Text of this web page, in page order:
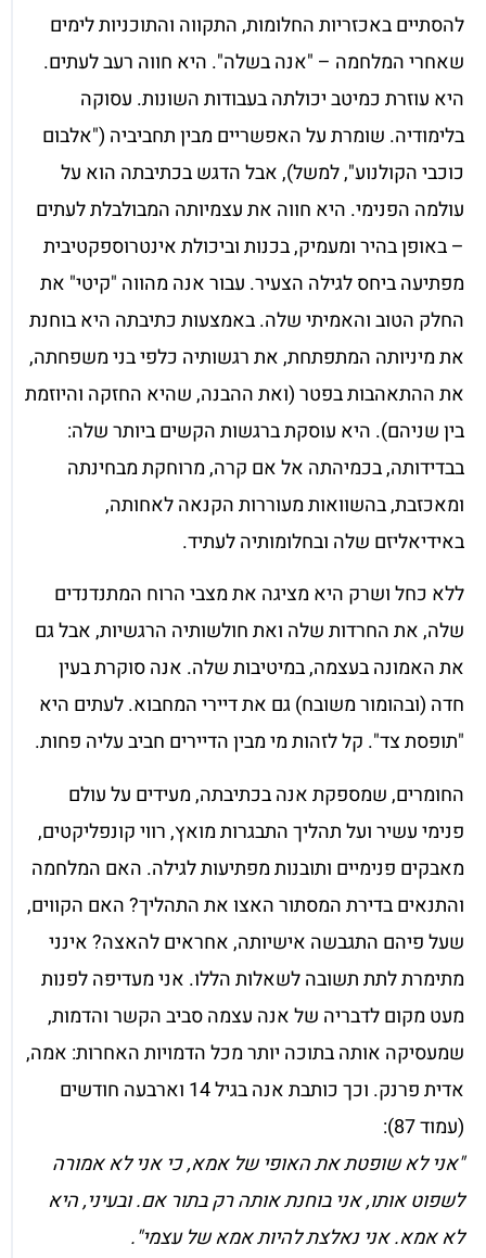
להסתיים באכזריות החלומות, התקווה והתוכניות לימים
שאחרי המלחמה – "אנה בשלה". היא חווה רעב לעתים.
היא עוזרת כמיטב יכולתה בעבודות השונות. עסוקה
בלימודיה. שומרת על האפשריים מבין תחביביה ("אלבום
כוכבי הקולנוע", למשל), אבל הדגש בכתיבתה הוא על
עולמה הפנימי. היא חווה את עצמיותה המבולבלת לעתים
– באופן בהיר ומעמיק, בכנות וביכולת אינטרוספקטיבית
מפתיעה ביחס לגילה הצעיר. עבור אנה מהווה "קיטי" את
החלק הטוב והאמיתי שלה. באמצעות כתיבתה היא בוחנת
את מיניותה המתפתחת, את רגשותיה כלפי בני משפחתה,
את ההתאהבות בפטר (ואת ההבנה, שהיא החזקה והיוזמת
בין שניהם). היא עוסקת ברגשות הקשים ביותר שלה:
בבדידותה, בכמיהתה אל אם קרה, מרוחקת מבחינתה
ומאכזבת, בהשוואות מעוררות הקנאה לאחותה,
באידיאליזם שלה ובחלומותיה לעתיד.
ללא כחל ושרק היא מציגה את מצבי הרוח המתנדנדים
שלה, את החרדות שלה ואת חולשותיה הרגשיות, אבל גם
את האמונה בעצמה, במיטיבות שלה. אנה סוקרת בעין
חדה (ובהומור משובח) גם את דיירי המחבוא. לעתים היא
"תופסת צד". קל לזהות מי מבין הדיירים חביב עליה פחות.
החומרים, שמספקת אנה בכתיבתה, מעידים על עולם
פנימי עשיר ועל תהליך התבגרות מואץ, רווי קונפליקטים,
מאבקים פנימיים ותובנות מפתיעות לגילה. האם המלחמה
והתנאים בדירת המסתור האצו את התהליך? האם הקווים,
שעל פיהם התגבשה אישיותה, אחראים להאצה? אינני
מתימרת לתת תשובה לשאלות הללו. אני מעדיפה לפנות
מעט מקום לדבריה של אנה עצמה סביב הקשר והדמות,
שמעסיקה אותה בתוכה יותר מכל הדמויות האחרות: אמה,
אדית פרנק. וכך כותבת אנה בגיל 14 וארבעה חודשים
(עמוד 87):
"אני לא שופטת את האופי של אמא, כי אני לא אמורה
לשפוט אותו, אני בוחנת אותה רק בתור אם. ובעיני, היא
לא אמא. אני נאלצת להיות אמא של עצמי".